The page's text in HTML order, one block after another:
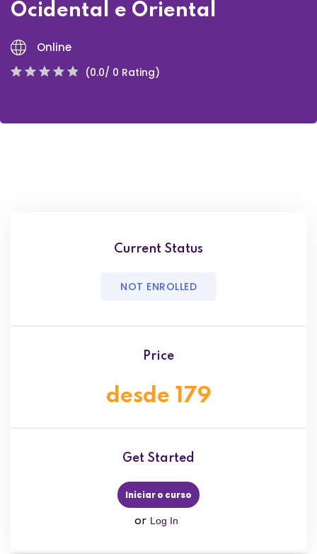
Ocidental e Oriental
Online
(0.0/ 0 Rating)
Current Status
NOT ENROLLED
Price
desde 179
Get Started
Iniciar o curso
or Log In